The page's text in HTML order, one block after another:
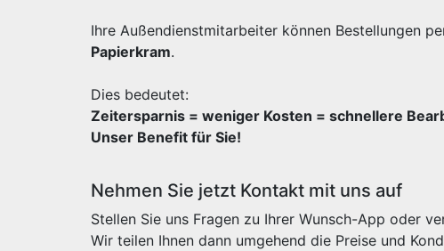
Ihre Außendienstmitarbeiter können Bestellungen
Papierkram.
Dies bedeutet:
Zeitersparnis = weniger Kosten = schnellere
Unser Benefit für Sie!
Nehmen Sie jetzt Kontakt mit uns auf
Stellen Sie uns Fragen zu Ihrer Wunsch-App oder
Wir teilen Ihnen dann umgehend die Preise und